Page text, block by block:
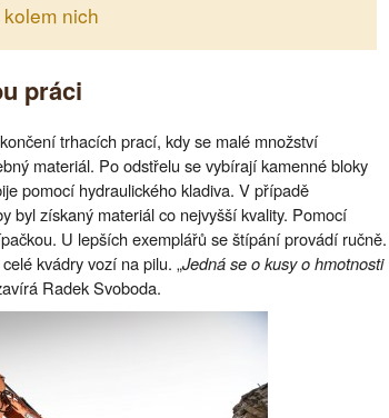
nich
práci
trhacích prací, kdy se malé množství
materiál. Po odstřelu se vybírají kamenné bloky
pomocí hydraulického kladiva. V případě
byl získaný materiál co nejvyšší kvality. Pomocí
U lepších exemplářů se štípání provádí ručně.
kvádry vozí na pilu. „Jedná se o kusy o hmotnosti
Radek Svoboda.